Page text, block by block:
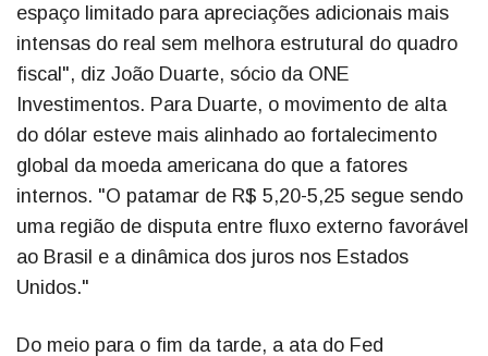
espaço limitado para apreciações adicionais mais
intensas do real sem melhora estrutural do quadro
fiscal", diz João Duarte, sócio da ONE
Investimentos. Para Duarte, o movimento de alta
do dólar esteve mais alinhado ao fortalecimento
global da moeda americana do que a fatores
internos. "O patamar de R$ 5,20-5,25 segue sendo
uma região de disputa entre fluxo externo favorável
ao Brasil e a dinâmica dos juros nos Estados
Unidos."
Do meio para o fim da tarde, a ata do Fed